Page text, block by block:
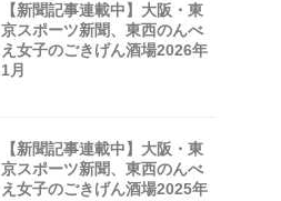
【新聞記事連載中】大阪・東
京スポーツ新聞、東西のんべ
え女子のごきげん酒場2026年
1月
【新聞記事連載中】大阪・東
京スポーツ新聞、東西のんべ
え女子のごきげん酒場2025年